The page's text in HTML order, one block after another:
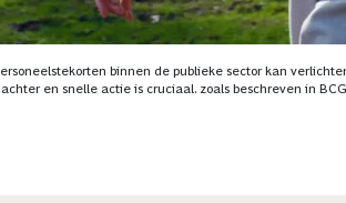
binnen de publieke sector kan
en snelle actie is cruciaal. zoals beschreven in